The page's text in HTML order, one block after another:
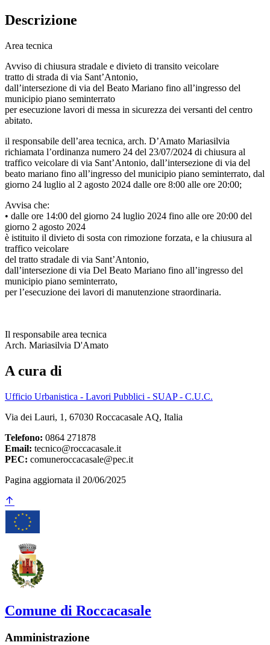
Descrizione
Area tecnica
Avviso di chiusura stradale e divieto di transito veicolare
tratto di strada di via Sant’Antonio,
dall’intersezione di via del Beato Mariano fino all’ingresso del
municipio piano seminterrato
per esecuzione lavori di messa in sicurezza dei versanti del centro
abitato.
il responsabile dell’area tecnica, arch. D’Amato Mariasilvia
richiamata l’ordinanza numero 24 del 23/07/2024 di chiusura al
traffico veicolare di via Sant’Antonio, dall’intersezione di via del
beato mariano fino all’ingresso del municipio piano seminterrato, dal
giorno 24 luglio al 2 agosto 2024 dalle ore 8:00 alle ore 20:00;
Avvisa che:
• dalle ore 14:00 del giorno 24 luglio 2024 fino alle ore 20:00 del
giorno 2 agosto 2024
è istituito il divieto di sosta con rimozione forzata, e la chiusura al
traffico veicolare
del tratto stradale di via Sant’Antonio,
dall’intersezione di via Del Beato Mariano fino all’ingresso del
municipio piano seminterrato,
per l’esecuzione dei lavori di manutenzione straordinaria.
Il responsabile area tecnica
Arch. Mariasilvia D'Amato
A cura di
Ufficio Urbanistica - Lavori Pubblici - SUAP - C.U.C.
Via dei Lauri, 1, 67030 Roccacasale AQ, Italia
Telefono: 0864 271878
Email: tecnico@roccacasale.it
PEC: comuneroccacasale@pec.it
Pagina aggiornata il 20/06/2025
Comune di Roccacasale
Amministrazione